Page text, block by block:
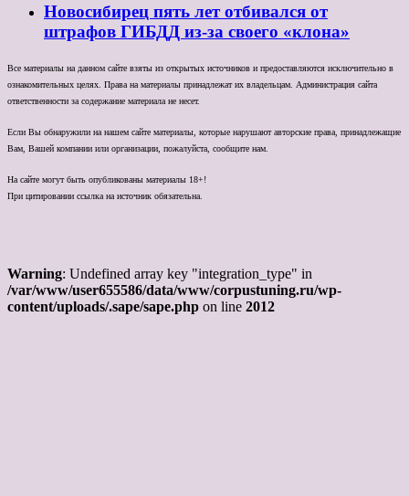
Новосибирец пять лет отбивался от
штрафов ГИБДД из-за своего «клона»
Все материалы на данном сайте взяты из открытых источников и предоставляются исключительно в
ознакомительных целях. Права на материалы принадлежат их владельцам. Администрация сайта
ответственности за содержание материала не несет.
Если Вы обнаружили на нашем сайте материалы, которые нарушают авторские права, принадлежащие
Вам, Вашей компании или организации, пожалуйста, сообщите нам.
На сайте могут быть опубликованы материалы 18+!
При цитировании ссылка на источник обязательна.
Warning: Undefined array key "integration_type" in
/var/www/user655586/data/www/corpustuning.ru/wp-
content/uploads/.sape/sape.php on line 2012